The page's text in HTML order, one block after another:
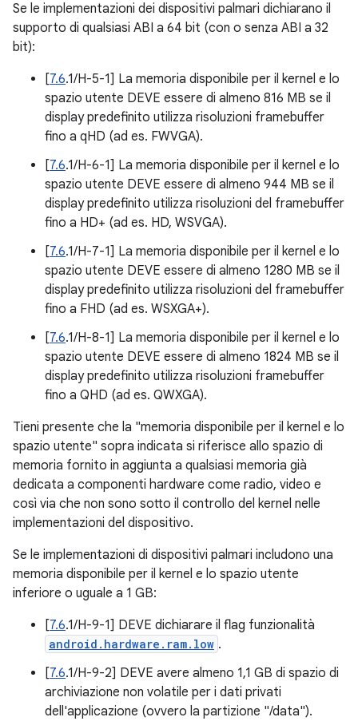
Se le implementazioni dei dispositivi palmari dichiarano il
supporto di qualsiasi ABI a 64 bit (con o senza ABI a 32
bit):
[7.6.1/H-5-1] La memoria disponibile per il kernel e lo
spazio utente DEVE essere di almeno 816 MB se il
display predefinito utilizza risoluzioni framebuffer
fino a qHD (ad es. FWVGA).
[7.6.1/H-6-1] La memoria disponibile per il kernel e lo
spazio utente DEVE essere di almeno 944 MB se il
display predefinito utilizza risoluzioni del framebuffer
fino a HD+ (ad es. HD, WSVGA).
[7.6.1/H-7-1] La memoria disponibile per il kernel e lo
spazio utente DEVE essere di almeno 1280 MB se il
display predefinito utilizza risoluzioni del framebuffer
fino a FHD (ad es. WSXGA+).
[7.6.1/H-8-1] La memoria disponibile per il kernel e lo
spazio utente DEVE essere di almeno 1824 MB se il
display predefinito utilizza risoluzioni framebuffer
fino a QHD (ad es. QWXGA).
Tieni presente che la "memoria disponibile per il kernel e lo
spazio utente" sopra indicata si riferisce allo spazio di
memoria fornito in aggiunta a qualsiasi memoria già
dedicata a componenti hardware come radio, video e
così via che non sono sotto il controllo del kernel nelle
implementazioni del dispositivo.
Se le implementazioni di dispositivi palmari includono una
memoria disponibile per il kernel e lo spazio utente
inferiore o uguale a 1 GB:
[7.6.1/H-9-1] DEVE dichiarare il flag funzionalità
android.hardware.ram.low .
[7.6.1/H-9-2] DEVE avere almeno 1,1 GB di spazio di
archiviazione non volatile per i dati privati
dell'applicazione (ovvero la partizione "/data").